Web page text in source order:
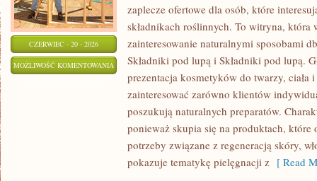
CZERWIEC - 20 - 2026
MOŻLIWOŚĆ KOMENTOWANIA KOSMETYKI
zaplecze ofertowe dla osób, które
składnikach roślinnych. To witryna, która
zainteresowanie naturalnymi sposobami
Składniki pod lupą i Składniki pod lupą.
prezentacja kosmetyków do twarzy, ciała
zainteresować zarówno klientów
poszukują naturalnych preparatów.
ponieważ skupia się na produktach, które
potrzeby związane z regeneracją skóry,
pokazuje tematykę pielęgnacji z [ Read